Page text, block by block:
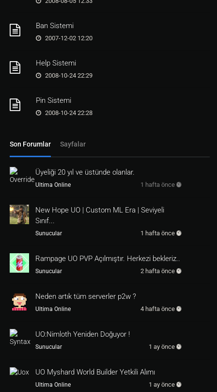
return
1
1
return
1
on=@itemdclick
on=@death
timerf 1,resurrect
Ban Sistemi
2007-12-02 12:20
Help Sistemi
2008-10-24 22:29
Pin Sistemi
2008-10-24 22:28
Son Forumlar Sayfalar
Üyeliği 20 yıl ve üstünde olanlar.
Ultima Online 1 hafta önce
New Hope UO | Custom ML Era | Seviyeli
Sınıf...
Sunucular 1 hafta önce
Rampage UO PVP Açılmıştır. Herkezi bekleriz..
Sunucular 2 hafta önce
Neden artık tüm serverler p2w ?
Ultima Online 4 hafta önce
UO:Nimloth Yeniden Doğuyor !
Sunucular 1 ay önce
UO Myshard World Builder Yetkili Alımı
Ultima Online 1 ay önce